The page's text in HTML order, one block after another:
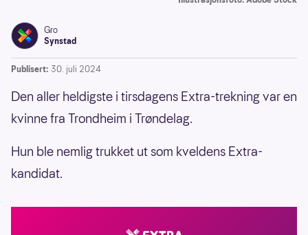
Gro
Synstad
Publisert: 30. juli 2024
Den aller heldigste i tirsdagens Extra-trekning var en
kvinne fra Trondheim i Trøndelag.
Hun ble nemlig trukket ut som kveldens Extra-
kandidat.